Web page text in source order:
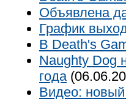
Объявлена
График
В Death's
Naughty Dog
года
Видео: